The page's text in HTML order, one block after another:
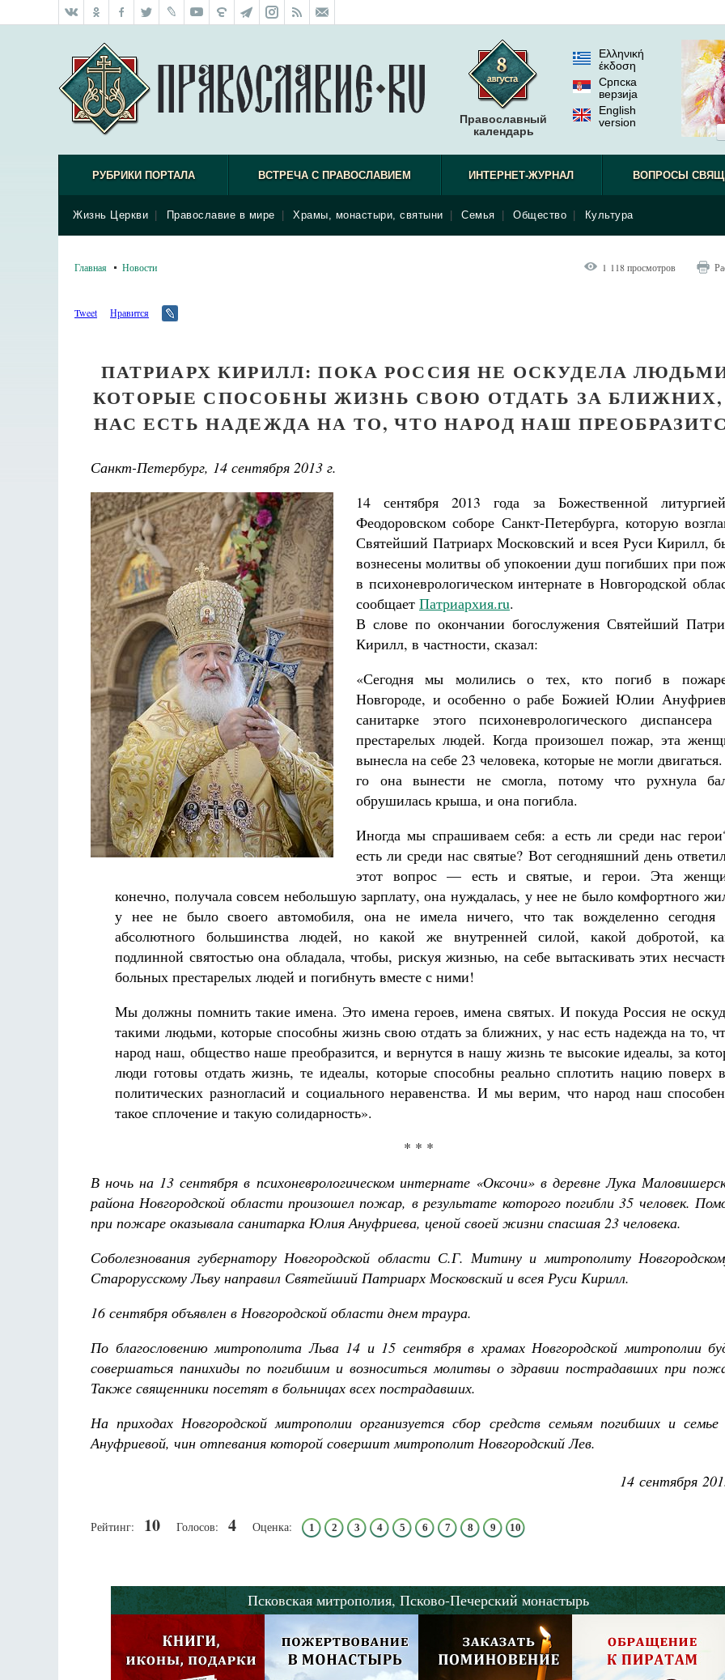
Православный
календарь
Ελληνική
έκδοση
Српска
верзиjа
English
version
РУБРИКИ ПОРТАЛА ВСТРЕЧА С ПРАВОСЛАВИЕМ ИНТЕРНЕТ-ЖУРНАЛ ВОПРОСЫ
Жизнь Церкви Православие в мире Храмы, монастыри, святыни Семья Общество Культура
Главная Новости 1 118 просмотров
Tweet Нравится
ПАТРИАРХ КИРИЛЛ: ПОКА РОССИЯ НЕ ОСКУДЕЛА
КОТОРЫЕ СПОСОБНЫ ЖИЗНЬ СВОЮ ОТДАТЬ ЗА
НАС ЕСТЬ НАДЕЖДА НА ТО, ЧТО НАРОД НАШ
Санкт-Петербург, 14 сентября 2013 г.
14 сентября 2013 года за Божественной
Феодоровском соборе Санкт-Петербурга, которую
Святейший Патриарх Московский и всея Руси Кирилл,
вознесены молитвы об упокоении душ погибших при
в психоневрологическом интернате в Новгородской
сообщает Патриархия.ru.
В слове по окончании богослужения Святейший
Кирилл, в частности, сказал:
«Сегодня мы молились о тех, кто погиб в
Новгороде, и особенно о рабе Божией Юлии
санитарке этого психоневрологического диспансера
престарелых людей. Когда произошел пожар, эта
вынесла на себе 23 человека, которые не могли
го она вынести не смогла, потому что рухнула
обрушилась крыша, и она погибла.
Иногда мы спрашиваем себя: а есть ли среди нас
есть ли среди нас святые? Вот сегодняшний день
этот вопрос — есть и святые, и герои. Эта
конечно, получала совсем небольшую зарплату, она нуждалась, у нее не было комфортного
у нее не было своего автомобиля, она не имела ничего, что так вожделенно сегодня
абсолютного большинства людей, но какой же внутренней силой, какой добротой,
подлинной святостью она обладала, чтобы, рискуя жизнью, на себе вытаскивать этих
больных престарелых людей и погибнуть вместе с ними!
Мы должны помнить такие имена. Это имена героев, имена святых. И покуда Россия не
такими людьми, которые способны жизнь свою отдать за ближних, у нас есть надежда на то,
народ наш, общество наше преобразится, и вернутся в нашу жизнь те высокие идеалы, за
люди готовы отдать жизнь, те идеалы, которые способны реально сплотить нацию поверх
политических разногласий и социального неравенства. И мы верим, что народ наш
такое сплочение и такую солидарность».
* * *
В ночь на 13 сентября в психоневрологическом интернате «Оксочи» в деревне Лука
района Новгородской области произошел пожар, в результате которого погибли 35 человек.
при пожаре оказывала санитарка Юлия Ануфриева, ценой своей жизни спасшая 23 человека.
Соболезнования губернатору Новгородской области С.Г. Митину и митрополиту
Старорусскому Льву направил Святейший Патриарх Московский и всея Руси Кирилл.
16 сентября объявлен в Новгородской области днем траура.
По благословению митрополита Льва 14 и 15 сентября в храмах Новгородской митрополии
совершаться панихиды по погибшим и возноситься молитвы о здравии пострадавших при
Также священники посетят в больницах всех пострадавших.
На приходах Новгородской митрополии организуется сбор средств семьям погибших и
Ануфриевой, чин отпевания которой совершит митрополит Новгородский Лев.
14 сентября
Рейтинг: 10 Голосов: 4 Оценка: 1 2 3 4 5 6 7 8 9 10
Псковская митрополия, Псково-Печерский монастырь
Разлуки не будет
Фредерика де Грааф Как найти своё место в жизни
Кирилл Мурышев
святого
Роман Котов